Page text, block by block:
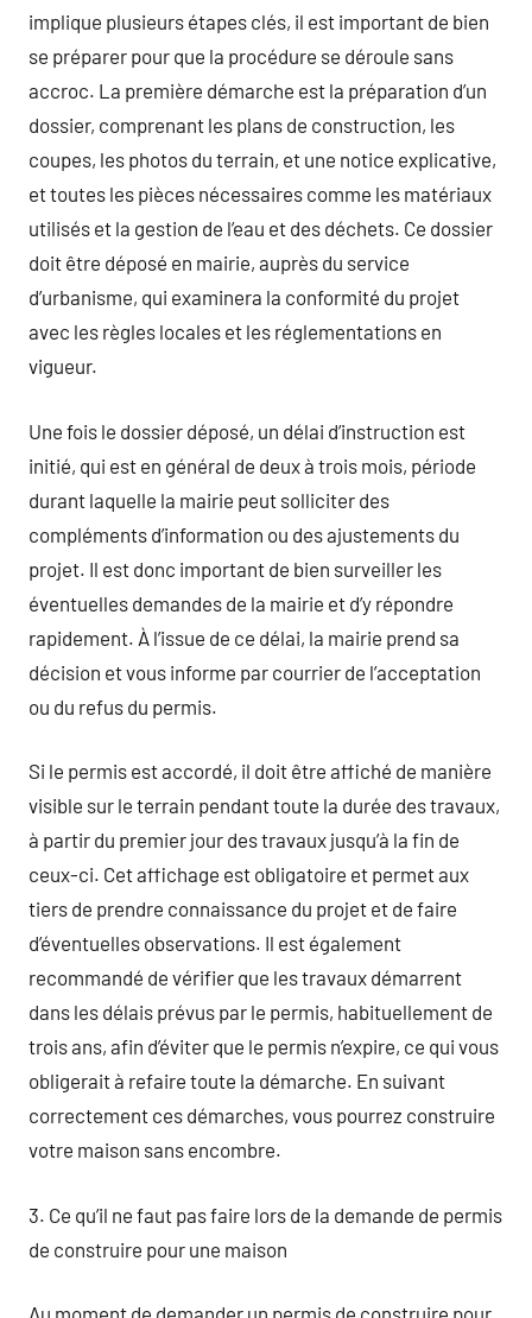
implique plusieurs étapes clés, il est important de bien
se préparer pour que la procédure se déroule sans
accroc. La première démarche est la préparation d’un
dossier, comprenant les plans de construction, les
coupes, les photos du terrain, et une notice explicative,
et toutes les pièces nécessaires comme les matériaux
utilisés et la gestion de l’eau et des déchets. Ce dossier
doit être déposé en mairie, auprès du service
d’urbanisme, qui examinera la conformité du projet
avec les règles locales et les réglementations en
vigueur.
Une fois le dossier déposé, un délai d’instruction est
initié, qui est en général de deux à trois mois, période
durant laquelle la mairie peut solliciter des
compléments d’information ou des ajustements du
projet. Il est donc important de bien surveiller les
éventuelles demandes de la mairie et d’y répondre
rapidement. À l’issue de ce délai, la mairie prend sa
décision et vous informe par courrier de l’acceptation
ou du refus du permis.
Si le permis est accordé, il doit être affiché de manière
visible sur le terrain pendant toute la durée des travaux,
à partir du premier jour des travaux jusqu’à la fin de
ceux-ci. Cet affichage est obligatoire et permet aux
tiers de prendre connaissance du projet et de faire
d’éventuelles observations. Il est également
recommandé de vérifier que les travaux démarrent
dans les délais prévus par le permis, habituellement de
trois ans, afin d’éviter que le permis n’expire, ce qui vous
obligerait à refaire toute la démarche. En suivant
correctement ces démarches, vous pourrez construire
votre maison sans encombre.
3. Ce qu’il ne faut pas faire lors de la demande de permis
de construire pour une maison
Au moment de demander un permis de construire pour